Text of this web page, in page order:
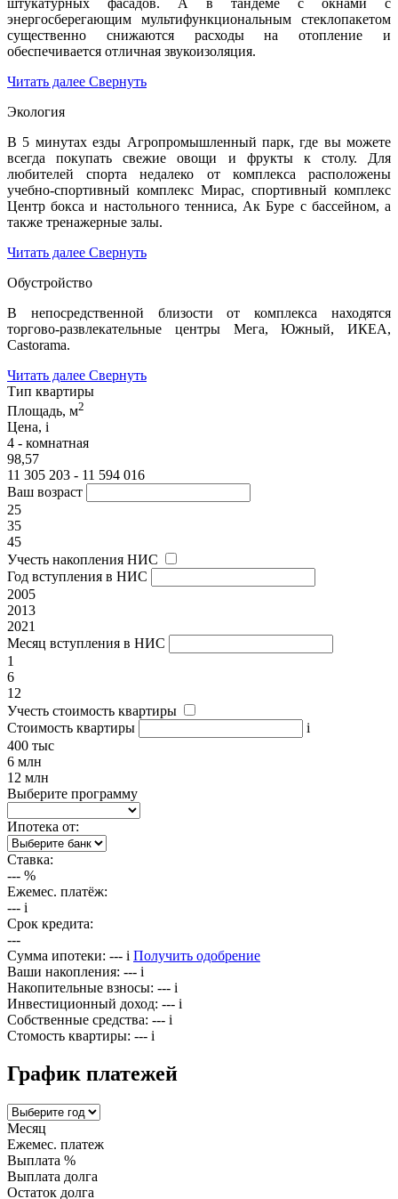
энергосберегающим мультифункциональным стеклопакетом
существенно снижаются расходы на отопление и
обеспечивается отличная звукоизоляция.
Читать далее Свернуть
Экология
В 5 минутах езды Агропромышленный парк, где вы можете
всегда покупать свежие овощи и фрукты к столу. Для
любителей спорта недалеко от комплекса расположены
учебно-спортивный комплекс Мирас, спортивный комплекс
Центр бокса и настольного тенниса, Ак Буре с бассейном, а
также тренажерные залы.
Читать далее Свернуть
Обустройство
В непосредственной близости от комплекса находятся
торгово-развлекательные центры Мега, Южный, ИКЕА,
Castorama.
Читать далее Свернуть
Тип квартиры
Площадь, м2
Цена, i
4 - комнатная
98,57
11 305 203 - 11 594 016
Ваш возраст
25
35
45
Учесть накопления НИС
Год вступления в НИС
2005
2013
2021
Месяц вступления в НИС
1
6
12
Учесть стоимость квартиры
Стоимость квартиры
i
400 тыс
6 млн
12 млн
Выберите программу
Ипотека от:
Ставка:
--- %
Ежемес. платёж:
--- i
Срок кредита:
---
Сумма ипотеки: --- i Получить одобрение
Ваши накопления: --- i
Накопительные взносы: --- i
Инвестиционный доход: --- i
Собственные средства: --- i
Стомость квартиры: --- i
График платежей
Месяц
Ежемес. платеж
Выплата %
Выплата долга
Остаток долга